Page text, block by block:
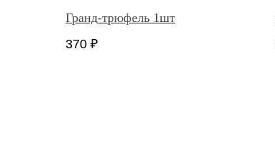
Гранд-трюфель 1шт
370 ₽